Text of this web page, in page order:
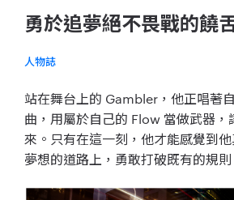
勇於追夢絕不畏戰的饒
人物誌
站在舞台上的 Gambler，他正唱著
曲，用屬於自己的 Flow 當做武器，
來。只有在這一刻，他才能感覺到
夢想的道路上，勇敢打破既有的規則